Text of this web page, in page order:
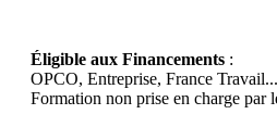
Éligible aux Financements :
OPCO, Entreprise, France Travail...
Formation non prise en charge par